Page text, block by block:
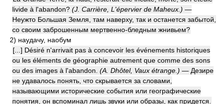
livide à l'abandon? (J. Carrière, L'épervier de Maheux.) —
Неужто Большая Земля, там наверху, так и останется забытой,
со своим заброшенным мертвенно-бледным жнивьем?
2) наудачу, наобум
[...] Désiré n'arrivait pas à concevoir les événements historiques
ou les éléments de géographie autrement que comme des sons
ou des images à l'abandon. (A. Dhôtel, Vaux étrange.) — Дезире
не удавалось понять, что скрывается за словами,
называющими исторические события или географические
понятия, он вспоминал лишь звуки или образы, как придется.